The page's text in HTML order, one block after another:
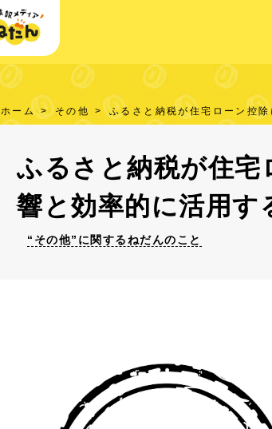
ホーム その他 ふるさと納税が住宅ローン控
ふるさと納税が住宅
響と効率的に活用す
“その他”に関するねだんのこと